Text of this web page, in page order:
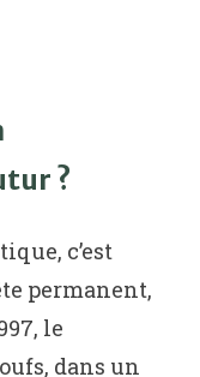
?
c’est
permanent,
le
dans un